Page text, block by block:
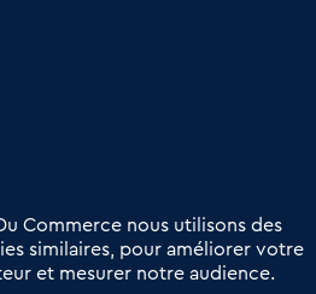
Commerce nous utilisons des
similaires, pour améliorer votre
et mesurer notre audience.